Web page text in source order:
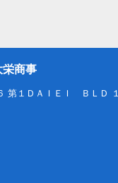
栄商事
第１ＤＡＩＥＩ ＢＬＤ